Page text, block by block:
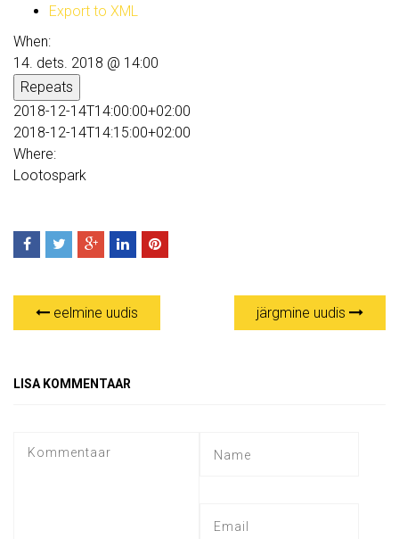
Export to XML
When:
14. dets. 2018 @ 14:00
Repeats
2018-12-14T14:00:00+02:00
2018-12-14T14:15:00+02:00
Where:
Lootospark
eelmine uudis järgmine uudis
LISA KOMMENTAAR